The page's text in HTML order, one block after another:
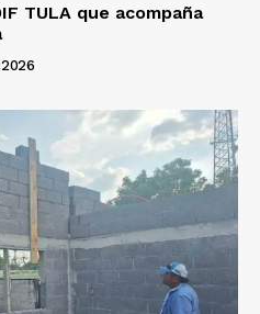
TULA que acompaña